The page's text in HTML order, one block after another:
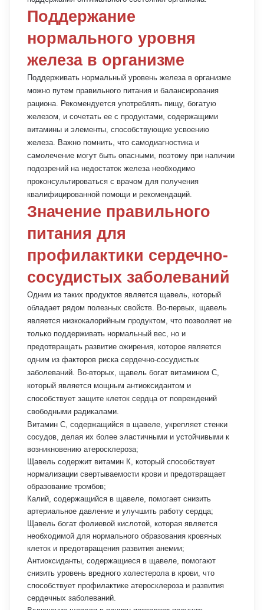
Поддержание
нормального уровня
железа в организме
Поддерживать нормальный уровень железа в организме
можно путем правильного питания и балансирования
рациона. Рекомендуется употреблять пищу, богатую
железом, и сочетать ее с продуктами, содержащими
витамины и элементы, способствующие усвоению
железа. Важно помнить, что самодиагностика и
самолечение могут быть опасными, поэтому при наличии
подозрений на недостаток железа необходимо
проконсультироваться с врачом для получения
квалифицированной помощи и рекомендаций.
Значение правильного
питания для
профилактики сердечно-
сосудистых заболеваний
Одним из таких продуктов является щавель, который
обладает рядом полезных свойств. Во-первых, щавель
является низкокалорийным продуктом, что позволяет не
только поддерживать нормальный вес, но и
предотвращать развитие ожирения, которое является
одним из факторов риска сердечно-сосудистых
заболеваний. Во-вторых, щавель богат витамином С,
который является мощным антиоксидантом и
способствует защите клеток сердца от повреждений
свободными радикалами.
Витамин С, содержащийся в щавеле, укрепляет стенки
сосудов, делая их более эластичными и устойчивыми к
возникновению атеросклероза;
Щавель содержит витамин К, который способствует
нормализации свертываемости крови и предотвращает
образование тромбов;
Калий, содержащийся в щавеле, помогает снизить
артериальное давление и улучшить работу сердца;
Щавель богат фолиевой кислотой, которая является
необходимой для нормального образования кровяных
клеток и предотвращения развития анемии;
Антиоксиданты, содержащиеся в щавеле, помогают
снизить уровень вредного холестерола в крови, что
способствует профилактике атеросклероза и развития
сердечных заболеваний.